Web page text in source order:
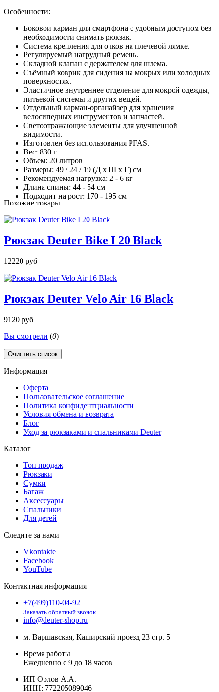
Особенности:
Боковой карман для смартфона с удобным доступом без
необходимости снимать рюкзак.
Система крепления для очков на плечевой лямке.
Регулируемый нагрудный ремень.
Складной клапан с держателем для шлема.
Съёмный коврик для сидения на мокрых или холодных
поверхностях.
Эластичное внутреннее отделение для мокрой одежды,
питьевой системы и других вещей.
Отдельный карман-органайзер для хранения
велосипедных инструментов и запчастей.
Светоотражающие элементы для улучшенной
видимости.
Изготовлен без использования PFAS.
Вес: 830 г
Объем: 20 литров
Размеры: 49 / 24 / 19 (Д x Ш x Г) см
Рекомендуемая нагрузка: 2 - 6 кг
Длина спины: 44 - 54 см
Подходит на рост: 170 - 195 см
Похожие товары
Рюкзак Deuter Bike I 20 Black
12220 руб
Рюкзак Deuter Velo Air 16 Black
9120 руб
Вы смотрели (0)
Очистить список
Информация
Оферта
Пользовательское соглашение
Политика конфидентциальности
Условия обмена и возврата
Блог
Уход за рюкзаками и спальниками Deuter
Каталог
Топ продаж
Рюкзаки
Сумки
Багаж
Аксессуары
Спальники
Для детей
Следите за нами
Vkontakte
Facebook
YouTube
Контактная информация
+7(499)110-04-92
Заказать обратный звонок
info@deuter-shop.ru
м. Варшавская, Каширский проезд 23 стр. 5
Время работы
Ежедневно с 9 до 18 часов
ИП Орлов А.А.
ИНН: 772205089046